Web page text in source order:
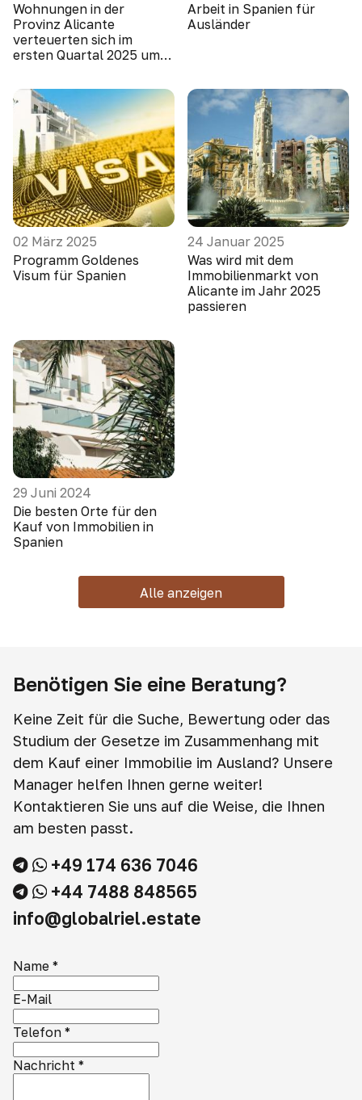
Wohnungen in der
Provinz Alicante
verteuerten sich im
ersten Quartal 2025 um
Arbeit in Spanien für
Ausländer
02 März 2025
Programm Goldenes
Visum für Spanien
24 Januar 2025
Was wird mit dem
Immobilienmarkt von
Alicante im Jahr 2025
passieren
29 Juni 2024
Die besten Orte für den
Kauf von Immobilien in
Spanien
Alle anzeigen
Benötigen Sie eine Beratung?
Keine Zeit für die Suche, Bewertung oder das
Studium der Gesetze im Zusammenhang mit
dem Kauf einer Immobilie im Ausland? Unsere
Manager helfen Ihnen gerne weiter!
Kontaktieren Sie uns auf die Weise, die Ihnen
am besten passt.
+49 174 636 7046
+44 7488 848565
info@globalriel.estate
Name *
E-Mail
Telefon *
Nachricht *